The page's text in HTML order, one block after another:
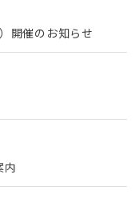
開催のお知らせ
内